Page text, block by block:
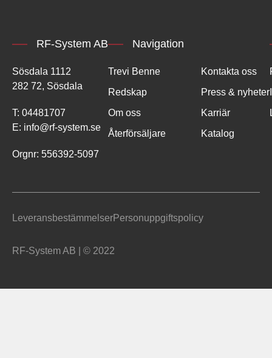
RF-System AB
Sösdala 1112
282 72, Sösdala
T: 04481707
E: info@rf-system.se
Orgnr: 556392-5097
Navigation
Trevi Benne
Kontakta oss
Redskap
Press & nyheter
Om oss
Karriär
Återförsäljare
Katalog
LeveransbestämmelserPersonuppgiftspolicy
RF-System AB | © 2022